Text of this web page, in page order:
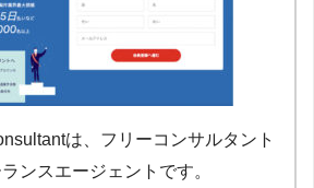
は、フリーコンサルタント
ンスエージェントです。